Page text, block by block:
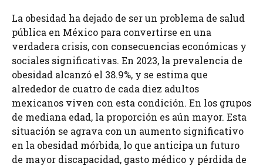
La obesidad ha dejado de ser un problema de salud
pública en México para convertirse en una
verdadera crisis, con consecuencias económicas y
sociales significativas. En 2023, la prevalencia de
obesidad alcanzó el 38.9%, y se estima que
alrededor de cuatro de cada diez adultos
mexicanos viven con esta condición. En los grupos
de mediana edad, la proporción es aún mayor. Esta
situación se agrava con un aumento significativo
en la obesidad mórbida, lo que anticipa un futuro
de mayor discapacidad, gasto médico y pérdida de